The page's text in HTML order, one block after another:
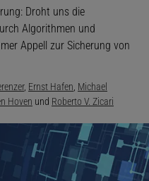
Droht uns die
Algorithmen und
Appell zur Sicherung von
, Ernst Hafen Michael
Hoven und Roberto V. Zicari